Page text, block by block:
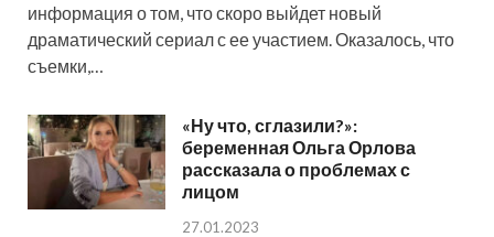
информация о том, что скоро выйдет новый
драматический сериал с ее участием. Оказалось, что
съемки,…
«Ну что, сглазили?»:
беременная Ольга Орлова
рассказала о проблемах с
лицом
27.01.2023